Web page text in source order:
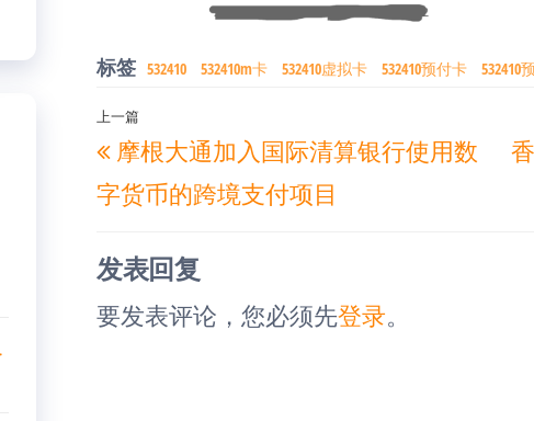
标签 532410 532410m卡 532410虚拟卡 532410预付卡 532410
文
章
导
上
一
篇
文
上一篇
摩根大通加入国际清算银行使用数
字货币的跨境支付项目
发表回复
要发表评论，您必须先登录。